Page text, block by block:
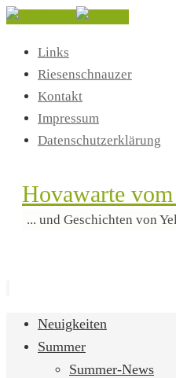
Links
Riesenschnauzer
Kontakt
Impressum
Datenschutzerklärung
Hovawarte
... und Geschichten von
Zum
Inhalt
Neuigkeiten
Summer
Summer-News